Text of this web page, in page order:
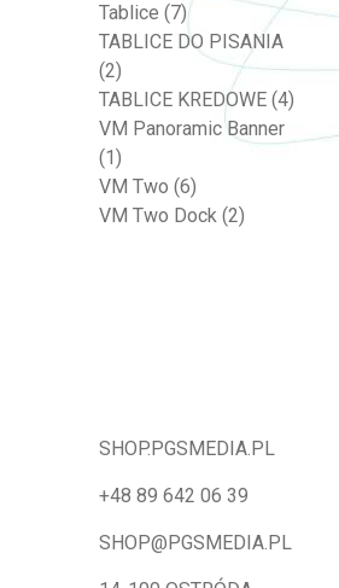
Tablice (7)
TABLICE DO PISANIA
(2)
TABLICE KREDOWE (4)
VM Panoramic Banner
(1)
VM Two (6)
VM Two Dock (2)
SHOP.PGSMEDIA.PL
+48 89 642 06 39
SHOP@PGSMEDIA.PL